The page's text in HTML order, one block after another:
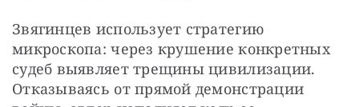
Звягинцев использует стратегию
микроскопа: через крушение конкретных
судеб выявляет трещины цивилизации.
Отказываясь от прямой демонстрации